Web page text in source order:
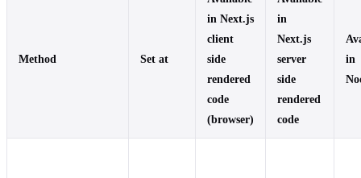
Method Set at
in Next.js
client
side
rendered
code
(browser)
in
Next.js
server
side
rendered
code
in